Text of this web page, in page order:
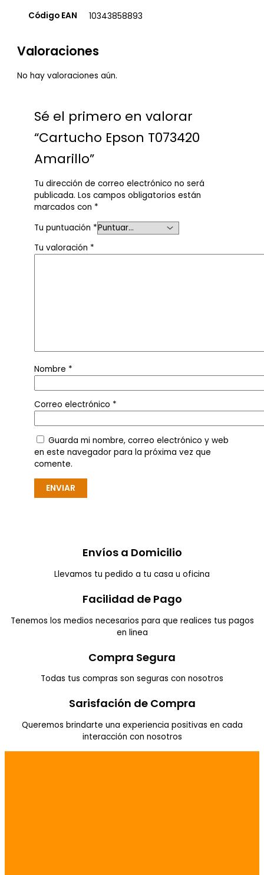
Código EAN 10343858893
Valoraciones
No hay valoraciones aún.
Sé el primero en valorar
“Cartucho Epson T073420
Amarillo”
Tu dirección de correo electrónico no será
publicada. Los campos obligatorios están
marcados con *
Tu puntuación *
Tu valoración *
Nombre *
Correo electrónico *
Guarda mi nombre, correo electrónico y web
en este navegador para la próxima vez que
comente.
Envíos a Domicilio
Llevamos tu pedido a tu casa u oficina
Facilidad de Pago
Tenemos los medios necesarios para que realices tus pagos
en linea
Compra Segura
Todas tus compras son seguras con nosotros
Sarisfación de Compra
Queremos brindarte una experiencia positivas en cada
interacción con nosotros